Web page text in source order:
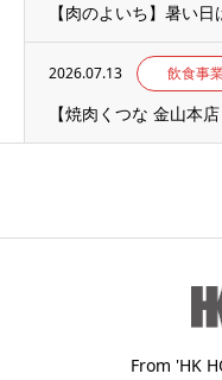
【肉のよいち】暑い
2026.07.13 飲食事
【焼肉くつな 金山本
From 'HK